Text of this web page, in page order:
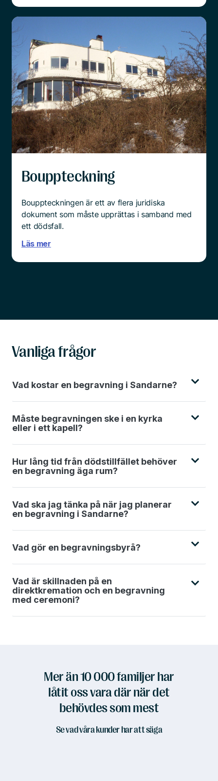
Bouppteckning
Bouppteckningen är ett av flera juridiska
dokument som måste upprättas i samband med
ett dödsfall.
Läs mer
Vanliga frågor
Vad kostar en begravning i Sandarne?
Måste begravningen ske i en kyrka
eller i ett kapell?
Hur lång tid från dödstillfället behöver
en begravning äga rum?
Vad ska jag tänka på när jag planerar
en begravning i Sandarne?
Vad gör en begravningsbyrå?
Vad är skillnaden på en
direktkremation och en begravning
med ceremoni?
Mer än 10 000 familjer har
låtit oss vara där när det
behövdes som mest
Se vad våra kunder har att säga